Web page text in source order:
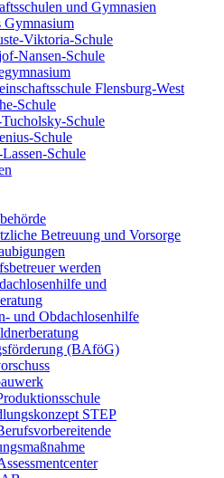
und Gymnasien
Gymnasium
Viktoria-Schule
Nansen-Schule
Flensburg-West
Schule
Schule
Schule
Schule
Betreuung und Vorsorge
werden
und
und Obdachlosenhilfe
(BAföG)
STEP